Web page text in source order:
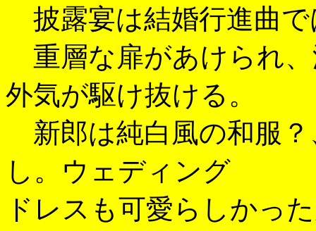
披露宴は結婚行進曲
重層な扉があけられ
外気が駆け抜ける。
新郎は純白風の和服？
し。ウェディング
ドレスも可愛らしかっ